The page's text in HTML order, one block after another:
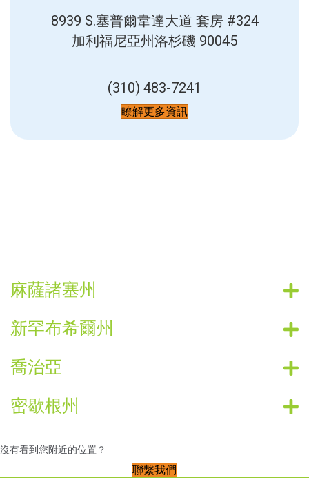
8939 S.塞普爾韋達大道 套房 #324
加利福尼亞州洛杉磯 90045
(310) 483-7241
瞭解更多資訊
麻薩諸塞州
新罕布希爾州
喬治亞
密歇根州
沒有看到您附近的位置？
聯繫我們